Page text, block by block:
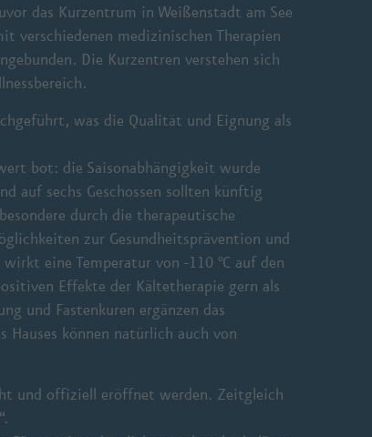
das Kurzentrum in Weißenstadt am See
verschiedenen medizinischen Therapien
Die Kurzentren verstehen sich
was die Qualität und Eignung als
bot: die Saisonabhängigkeit wurde
auf sechs Geschossen sollten künftig
durch die therapeutische
zur Gesundheitsprävention und
eine Temperatur von -110 °C auf den
Effekte der Kältetherapie gern als
und Fastenkuren ergänzen das
Hauses können natürlich auch von
und offiziell eröffnet werden. Zeitgleich